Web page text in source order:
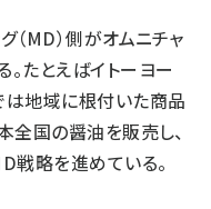
（MD）側がオムニチャ
たとえばイトーヨー
は地域に根付いた商品
全国の醤油を販売し、
戦略を進めている。